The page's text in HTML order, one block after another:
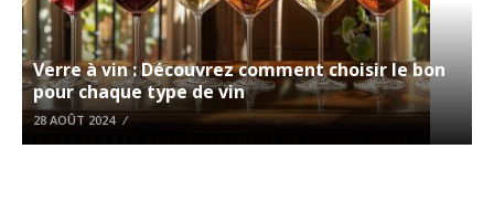
Verre à vin : Découvrez comment choisir le bon
pour chaque type de vin
28 AOÛT 2024